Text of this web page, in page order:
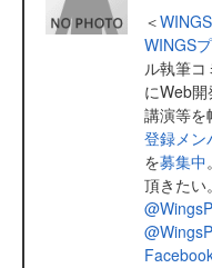
＜
WINGS
ル執筆コ
にWeb開
講演等を
登録メン
を募集中
頂きたい。